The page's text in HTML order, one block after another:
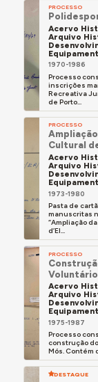
PROCESSO
Acervo
Arquivo
1970-1986
Processo
inscrições
Recreativa
de Porto...
PROCESSO
Cultural
Acervo
Arquivo
1973-1980
Pasta de
manuscritas
“Ampliação
d’El...
PROCESSO
Acervo
Arquivo
1975-1987
Processo
construção
Mós. Contém
DESTAQUE